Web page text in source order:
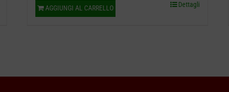
AGGIUNGI AL CARRELLO Dettagli